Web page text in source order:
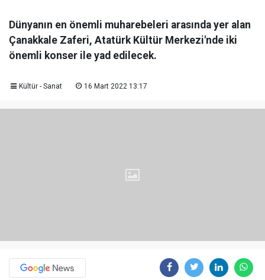
Dünyanın en önemli muharebeleri arasında yer alan
Çanakkale Zaferi, Atatürk Kültür Merkezi'nde iki
önemli konser ile yad edilecek.
Kültür - Sanat 16 Mart 2022 13:17